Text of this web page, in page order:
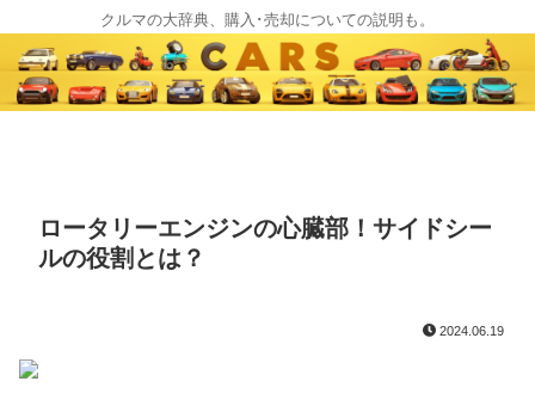
クルマの大辞典、購入･売却についての説明も。
ロータリーエンジンの心臓部！サイドシー
ルの役割とは？
2024.06.19